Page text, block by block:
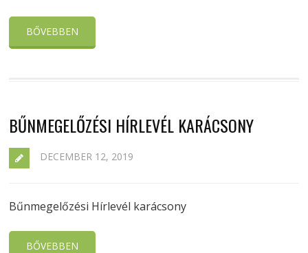
BŐVEBBEN
BŰNMEGELŐZÉSI HÍRLEVÉL KARÁCSONY
DECEMBER 12, 2019
Bűnmegelőzési Hírlevél karácsony
BŐVEBBEN